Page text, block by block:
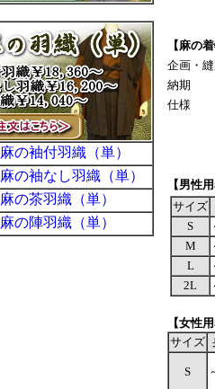
麻の袖付羽織（単）
麻の袖なし羽織（単）
麻の茶羽織（単）
麻の陣羽織（単）
【麻の着
企画・
納期
仕様
【男性
サイズ
S
M
L
2L
【女性
サイズ
S